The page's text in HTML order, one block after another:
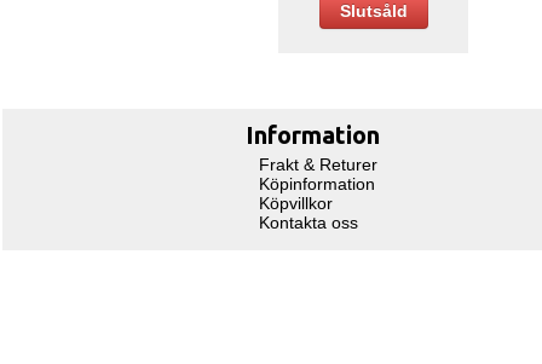
Slutsåld
Information
Frakt & Returer
Köpinformation
Köpvillkor
Kontakta oss